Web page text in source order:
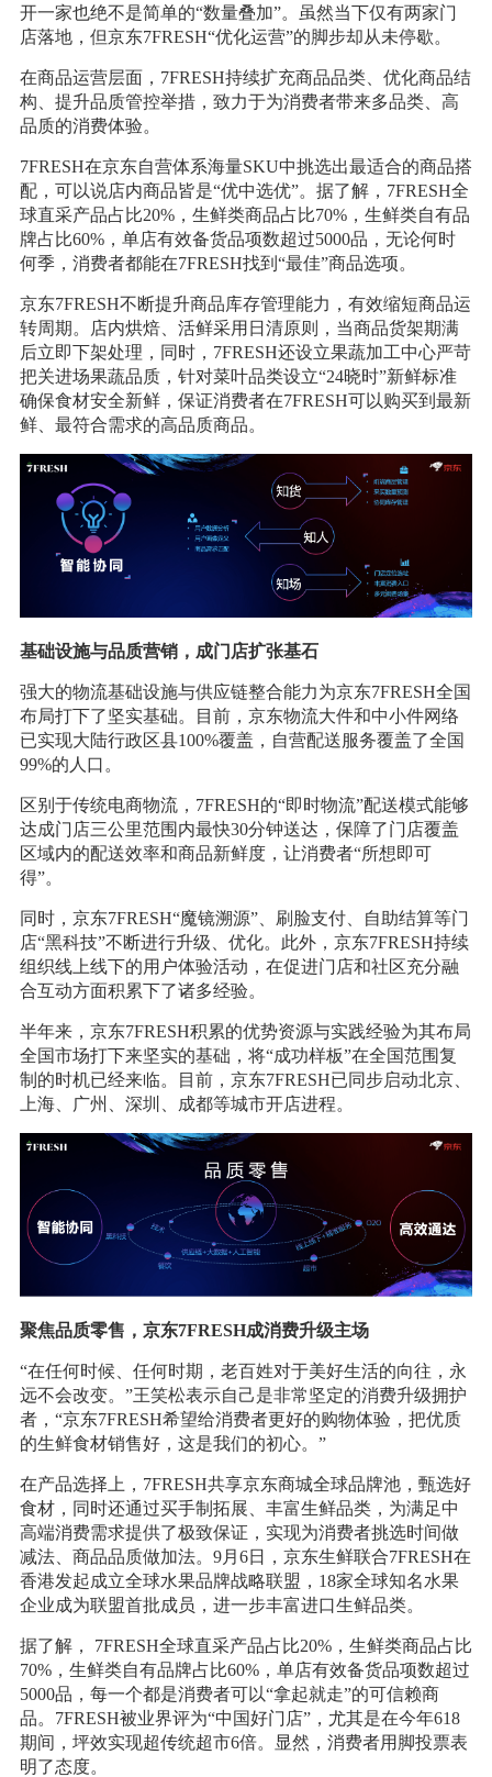
开一家也绝不是简单的“数量叠加”。虽然当下仅有两家门
店落地，但京东7FRESH“优化运营”的脚步却从未停歇。
在商品运营层面，7FRESH持续扩充商品品类、优化商品结
构、提升品质管控举措，致力于为消费者带来多品类、高
品质的消费体验。
7FRESH在京东自营体系海量SKU中挑选出最适合的商品搭
配，可以说店内商品皆是“优中选优”。据了解，7FRESH全
球直采产品占比20%，生鲜类商品占比70%，生鲜类自有品
牌占比60%，单店有效备货品项数超过5000品，无论何时
何季，消费者都能在7FRESH找到“最佳”商品选项。
京东7FRESH不断提升商品库存管理能力，有效缩短商品运
转周期。店内烘焙、活鲜采用日清原则，当商品货架期满
后立即下架处理，同时，7FRESH还设立果蔬加工中心严苛
把关进场果蔬品质，针对菜叶品类设立“24晓时”新鲜标准
确保食材安全新鲜，保证消费者在7FRESH可以购买到最新
鲜、最符合需求的高品质商品。
基础设施与品质营销，成门店扩张基石
强大的物流基础设施与供应链整合能力为京东7FRESH全国
布局打下了坚实基础。目前，京东物流大件和中小件网络
已实现大陆行政区县100%覆盖，自营配送服务覆盖了全国
99%的人口。
区别于传统电商物流，7FRESH的“即时物流”配送模式能够
达成门店三公里范围内最快30分钟送达，保障了门店覆盖
区域内的配送效率和商品新鲜度，让消费者“所想即可
得”。
同时，京东7FRESH“魔镜溯源”、刷脸支付、自助结算等门
店“黑科技”不断进行升级、优化。此外，京东7FRESH持续
组织线上线下的用户体验活动，在促进门店和社区充分融
合互动方面积累下了诸多经验。
半年来，京东7FRESH积累的优势资源与实践经验为其布局
全国市场打下来坚实的基础，将“成功样板”在全国范围复
制的时机已经来临。目前，京东7FRESH已同步启动北京、
上海、广州、深圳、成都等城市开店进程。
聚焦品质零售，京东7FRESH成消费升级主场
“在任何时候、任何时期，老百姓对于美好生活的向往，永
远不会改变。”王笑松表示自己是非常坚定的消费升级拥护
者，“京东7FRESH希望给消费者更好的购物体验，把优质
的生鲜食材销售好，这是我们的初心。”
在产品选择上，7FRESH共享京东商城全球品牌池，甄选好
食材，同时还通过买手制拓展、丰富生鲜品类，为满足中
高端消费需求提供了极致保证，实现为消费者挑选时间做
减法、商品品质做加法。9月6日，京东生鲜联合7FRESH在
香港发起成立全球水果品牌战略联盟，18家全球知名水果
企业成为联盟首批成员，进一步丰富进口生鲜品类。
据了解， 7FRESH全球直采产品占比20%，生鲜类商品占比
70%，生鲜类自有品牌占比60%，单店有效备货品项数超过
5000品，每一个都是消费者可以“拿起就走”的可信赖商
品。7FRESH被业界评为“中国好门店”，尤其是在今年618
期间，坪效实现超传统超市6倍。显然，消费者用脚投票表
明了态度。